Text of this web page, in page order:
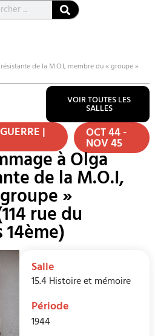
de la M.O.I, membre du « groupe »
VOIR TOUTES LES
SALLES
| OCT 44 -
NOV 45
à Olga
de la M.O.I,
»
rue du
Salle
15.4 Histoire et mémoire
Période
1944